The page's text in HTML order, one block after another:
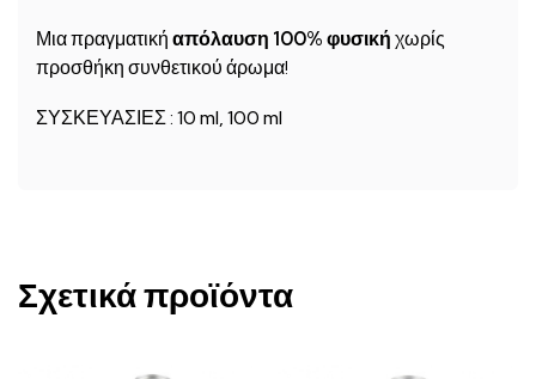
Μια πραγματικήαπόλαυση 100% φυσικήχωρίς
προσθήκη συνθετικού άρωμα!
ΣΥΣΚΕΥΑΣΙΕΣ : 10 ml, 100 ml
Σχετικά προϊόντα